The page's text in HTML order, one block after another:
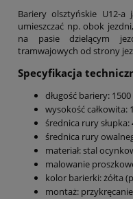
Bariery olsztyńskie U12-a
umieszczać np. obok
na pasie dzielącym
tramwajowych od strony
Specyfikacja
długość bariery:
wysokość całkowita:
średnica rury słupka:
średnica rury
materiał: stal
malowanie
kolor barierki: żółta
montaż: